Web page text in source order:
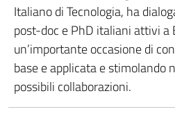
Italiano di Tecnologia, ha
post-doc e PhD italiani attivi a
un’importante occasione di
base e applicata e stimolando
possibili collaborazioni.